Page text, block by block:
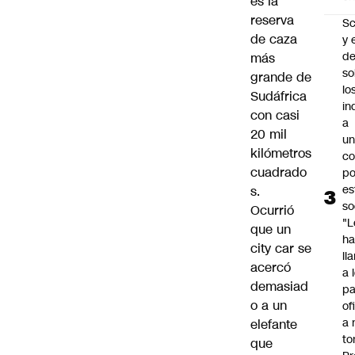
reserva
de caza
más
grande de
Sudáfrica
con casi
20 mil
kilómetros
cuadrado
s.
Ocurrió
que un
city car se
acercó
demasiad
o a un
elefante
que
y
a
a
a